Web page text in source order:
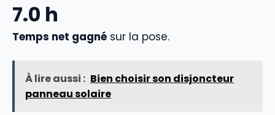
7.0 h
Temps net gagné sur la pose.
À lire aussi : Bien choisir son disjoncteur
panneau solaire